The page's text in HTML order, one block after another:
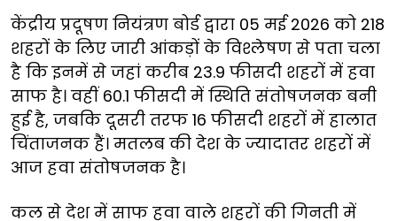
केंद्रीय प्रदूषण नियंत्रण बोर्ड द्वारा 05 मई 2026 को 218
शहरों के लिए जारी आंकड़ों के विश्लेषण से पता चला
है कि इनमें से जहां करीब 23.9 फीसदी शहरों में हवा
साफ है। वहीं 60.1 फीसदी में स्थिति संतोषजनक बनी
हुई है, जबकि दूसरी तरफ 16 फीसदी शहरों में हालात
चिंताजनक हैं। मतलब की देश के ज्यादातर शहरों में
आज हवा संतोषजनक है।
कल से देश में साफ हवा वाले शहरों की गिनती में